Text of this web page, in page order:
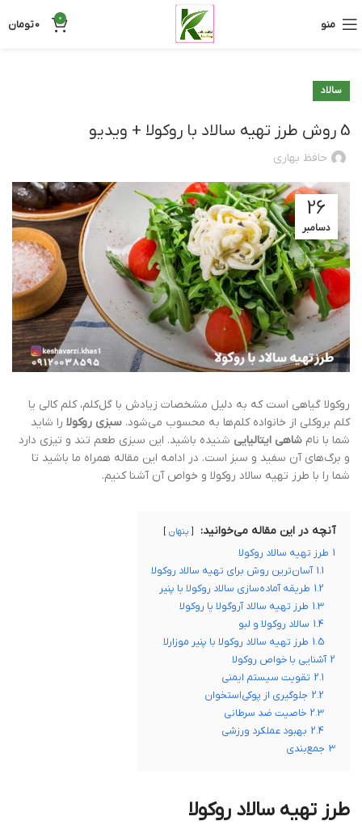
منو 0
0تومان
سالاد
5 روش طرز تهیه سالاد با روکولا + ویدیو
حافظ بهاری
26
دسامبر
روکولا گیاهی است که به دلیل مشخصات زیادش با گل‌کلم، کلم کالی یا
کلم بروکلی از خانواده کلم‌ها به محسوب می‌شود. سبزی روکولا را شاید
شما با نام شاهی ایتالیایی شنیده باشید. این سبزی طعم تند و تیزی دارد
و برگ‌های آن سفید و سبز است. در ادامه این مقاله همراه ما باشید تا
شما را با طرز تهیه سالاد روکولا و خواص آن آشنا کنیم.
آنچه در این مقاله می‌خوانید: پنهان
1 طرز تهیه سالاد روکولا
1.1 آسان‌ترین روش برای تهیه سالاد روکولا
1.2 طریقه آماده‌سازی سالاد روکولا با پنیر
1.3 طرز تهیه سالاد آروگولا یا روکولا
1.4 سالاد روکولا و لبو
1.5 طرز تهیه سالاد روکولا با پنیر موزارلا
2 آشنایی با خواص روکولا
2.1 تقویت سیستم ایمنی
2.2 جلوگیری از پوکی‌استخوان
2.3 خاصیت ضد سرطانی
2.4 بهبود عملکرد ورزشی
3 جمع‌بندی
طرز تهیه سالاد روکولا